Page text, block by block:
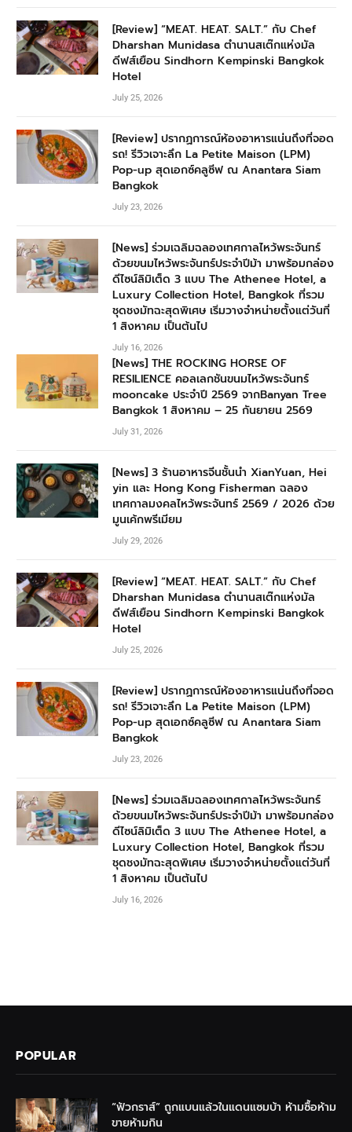
[Review] “MEAT. HEAT. SALT.” กับ Chef
Dharshan Munidasa ตำนานสเต๊กแห่งมัล
ดีฟส์เยือน Sindhorn Kempinski Bangkok
Hotel
July 25, 2026
[Review] ปรากฏการณ์ห้องอาหารแน่นถึงที่จอด
รถ! รีวิวเจาะลึก La Petite Maison (LPM)
Pop-up สุดเอกซ์คลูซีฟ ณ Anantara Siam
Bangkok
July 23, 2026
[News] ร่วมเฉลิมฉลองเทศกาลไหว้พระจันทร์
ด้วยขนมไหว้พระจันทร์ประจำปีม้า มาพร้อมกล่อง
ดีไซน์ลิมิเต็ด 3 แบบ The Athenee Hotel, a
Luxury Collection Hotel, Bangkok ที่รวม
ชุดชงมัทฉะสุดพิเศษ เริ่มวางจำหน่ายตั้งแต่วันที่
1 สิงหาคม เป็นต้นไป
July 16, 2026
[News] THE ROCKING HORSE OF
RESILIENCE คอลเลกชันขนมไหว้พระจันทร์
mooncake ประจำปี 2569 จากBanyan Tree
Bangkok 1 สิงหาคม – 25 กันยายน 2569
July 31, 2026
[News] 3 ร้านอาหารจีนชั้นนำ XianYuan, Hei
yin และ Hong Kong Fisherman ฉลอง
เทศกาลมงคลไหว้พระจันทร์ 2569 / 2026 ด้วย
มูนเค้กพรีเมียม
July 29, 2026
[Review] “MEAT. HEAT. SALT.” กับ Chef
Dharshan Munidasa ตำนานสเต๊กแห่งมัล
ดีฟส์เยือน Sindhorn Kempinski Bangkok
Hotel
July 25, 2026
[Review] ปรากฏการณ์ห้องอาหารแน่นถึงที่จอด
รถ! รีวิวเจาะลึก La Petite Maison (LPM)
Pop-up สุดเอกซ์คลูซีฟ ณ Anantara Siam
Bangkok
July 23, 2026
[News] ร่วมเฉลิมฉลองเทศกาลไหว้พระจันทร์
ด้วยขนมไหว้พระจันทร์ประจำปีม้า มาพร้อมกล่อง
ดีไซน์ลิมิเต็ด 3 แบบ The Athenee Hotel, a
Luxury Collection Hotel, Bangkok ที่รวม
ชุดชงมัทฉะสุดพิเศษ เริ่มวางจำหน่ายตั้งแต่วันที่
1 สิงหาคม เป็นต้นไป
July 16, 2026
POPULAR
“ฟัวกราส์” ถูกแบนแล้วในแดนแซมบ้า ห้ามซื้อห้าม
ขายห้ามกิน